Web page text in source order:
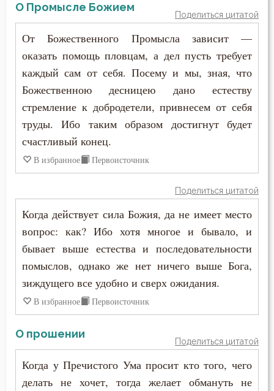
Развлечение
Ревность по Богу
Роскошь
Самомнение
Самоубийство
Святость
Священники
Священное Писание
Семья
Скорбь
Скромность
О Промысле Божием
Поделиться цитатой
От Божественного Промысла зависит —
оказать помощь пловцам, а дел пусть требует
каждый сам от себя. Посему и мы, зная, что
Божественною десницею дано естеству
стремление к добродетели, привнесем от себя
труды. Ибо таким образом достигнут будет
счастливый конец.
В избранное Первоисточник
Поделиться цитатой
Когда действует сила Божия, да не имеет место
вопрос: как? Ибо хотя многое и бывало, и
бывает выше естества и последовательности
помыслов, однако же нет ничего выше Бога,
зиждущего все удобно и сверх ожидания.
В избранное Первоисточник
О прошении
Поделиться цитатой
Когда у Пречистого Ума просит кто того, чего
делать не хочет, тогда желает обмануть не